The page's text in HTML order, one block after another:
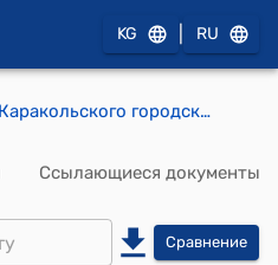
KG RU
Постановление Каракольского городского кенеша "О внесении изменений в перечень основных разрешенных видов использования недвижимости в зоне П-1"
Ссылающиеся документы
Сравнение